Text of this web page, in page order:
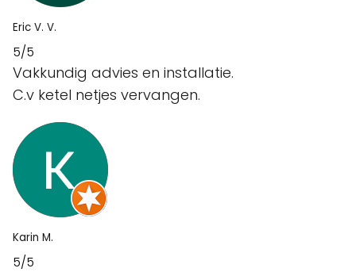
Eric V. V.
5/5
Vakkundig advies en installatie.
C.v ketel netjes vervangen.
Karin M.
5/5